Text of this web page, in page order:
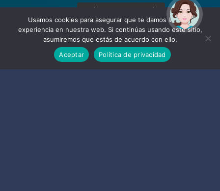
Usamos cookies para asegurar que te damos la mejor
experiencia en nuestra web. Si continúas usando este sitio,
asumiremos que estás de acuerdo con ello.
Aceptar
Política de privacidad
¡Hola! Soy Noy. ¿Puedo
ayudarte?